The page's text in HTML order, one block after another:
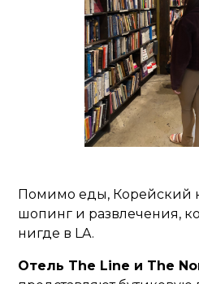
Помимо еды, Корейский
шопинг и развлечения,
нигде в LA.
Отель The Line и The